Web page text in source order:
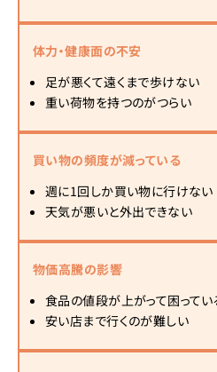
体力・健康面の不安
足が悪くて遠くまで歩けない
重い荷物を持つのがつらい
買い物の頻度が減っている
週に1回しか買い物に行けない
天気が悪いと外出できない
物価高騰の影響
食品の値段が上がって困ってい
安い店まで行くのが難しい